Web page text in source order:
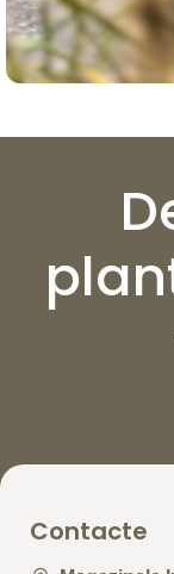
Contacte